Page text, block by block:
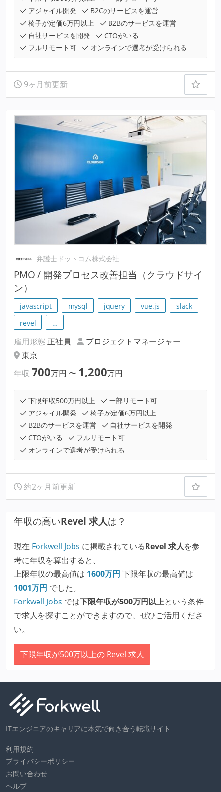
アジャイル開発
B2Cのサービスを運営
椅子が定価6万円以上
B2Bのサービスを運営
自社サービスを開発
CTOがいる
フルリモート可
オンラインで選考が受けられる
9ヶ月前更新
弁護士ドットコム株式会社
PMO / 開発プロセス改善担当（クラウドサイ
ン）
javascript mysql jquery vue.js
slack
revel
…
雇用形態 正社員
プロジェクトマネージャー
東京
年収 700万円 〜 1,200万円
下限年収500万円以上
一部リモート可
アジャイル開発
椅子が定価6万円以上
B2Bのサービスを運営
自社サービスを開発
CTOがいる
フルリモート可
オンラインで選考が受けられる
約2ヶ月前更新
年収の高いRevel 求人は？
現在 Forkwell Jobs に掲載されているRevel 求人を参
考に年収を算出すると、
上限年収の最高値は 1600万円 下限年収の最高値は
1001万円 でした。
Forkwell Jobs では下限年収が500万円以上という条件
で求人を探すことができますので、ぜひご活用くださ
い。
下限年収が500万以上の Revel 求人
ITエンジニアのキャリアに本気で向き合う転職サイト
利用規約
プライバシーポリシー
お問い合わせ
ヘルプ